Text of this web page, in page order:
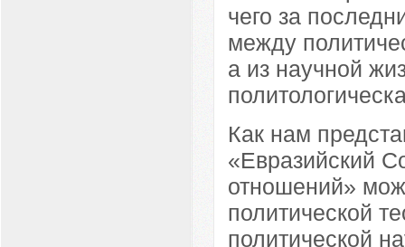
чего за
между
а из научной
Как нам
«Евразийский
отношений»
политической
политической